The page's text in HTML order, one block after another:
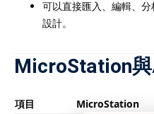
可以直接匯入、編輯、
設計。
MicroStation
項目 MicroStation